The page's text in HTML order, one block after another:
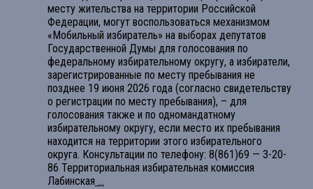
месту жительства на территории Российской
Федерации, могут воспользоваться механизмом
«Мобильный избиратель» на выборах депутатов
Государственной Думы для голосования по
федеральному избирательному округу, а избиратели,
зарегистрированные по месту пребывания не
позднее 19 июня 2026 года (согласно свидетельству
о регистрации по месту пребывания), – для
голосования также и по одномандатному
избирательному округу, если место их пребывания
находится на территории этого избирательного
округа. Консультации по телефону: 8(861)69 — 3-20-
86 Территориальная избирательная комиссия
Лабинская ...